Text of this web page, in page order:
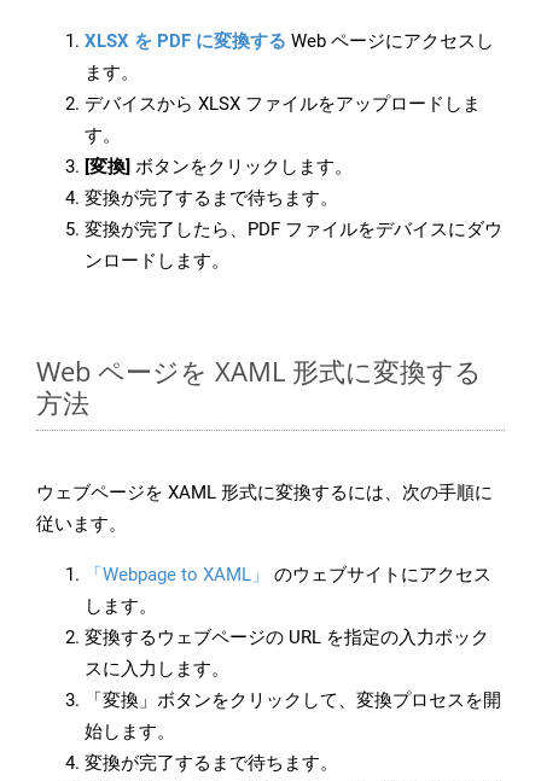
XLSX を PDF に変換する Web ページにアクセスし
ます。
デバイスから XLSX ファイルをアップロードしま
す。
[変換] ボタンをクリックします。
変換が完了するまで待ちます。
変換が完了したら、PDF ファイルをデバイスにダウ
ンロードします。
Web ページを XAML 形式に変換する
方法
ウェブページを XAML 形式に変換するには、次の手順に
従います。
「Webpage to XAML」
のウェブサイトにアクセス
します。
変換するウェブページの URL を指定の入力ボック
スに入力します。
「変換」ボタンをクリックして、変換プロセスを開
始します。
変換が完了するまで待ちます。